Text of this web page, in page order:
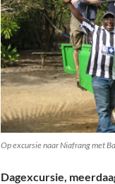
Op excursie naar Niafrang met
Dagexcursie,